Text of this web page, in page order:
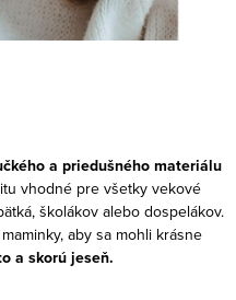
a priedušného materiálu
vhodné pre všetky vekové
školákov alebo dospelákov.
aby sa mohli krásne
a skorú jeseň.